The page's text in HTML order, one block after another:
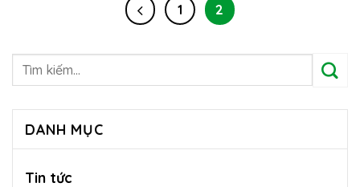
1 2
DANH MỤC
Tin tức